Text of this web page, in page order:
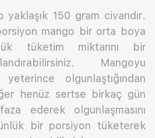
150 gram civarıdır.
mango bir orta boya
tüketim miktarını bir
Mangoyu
olgunlaştığından
henüz sertse birkaç gün
ederek olgunlaşmasını
bir porsiyon tüketerek